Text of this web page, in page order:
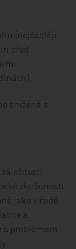
(nejčastěji
před
snížená s
zkušenosti
jako v řadě
a
s problémem